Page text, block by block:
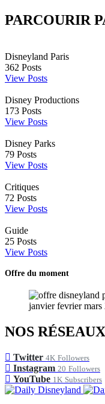
PARCOURIR
Disneyland Paris
362 Posts
View Posts
Disney Productions
173 Posts
View Posts
Disney Parks
79 Posts
View Posts
Critiques
72 Posts
View Posts
Guide
25 Posts
View Posts
Offre du moment
NOS
Twitter 4K Followers
Instagram 20 Followers
YouTube 1K Subscribers